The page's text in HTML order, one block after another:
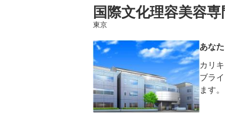
国際文化理容美容
東京
あな
カリ
ブラ
ます。